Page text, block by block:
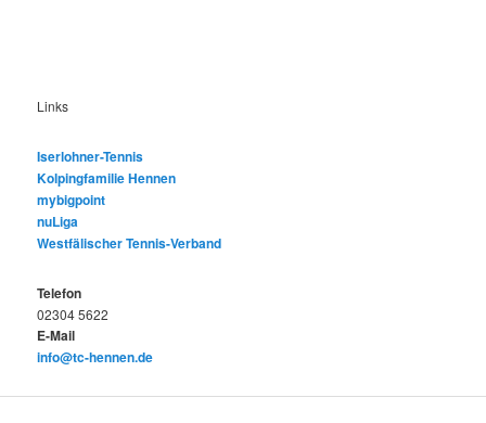
Links
Iserlohner-Tennis
Kolpingfamilie Hennen
mybigpoint
nuLiga
Westfälischer Tennis-Verband
Telefon
02304 5622
E-Mail
info@tc-hennen.de